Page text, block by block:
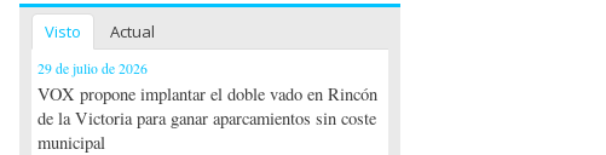
Visto Actual
29 de julio de 2026
VOX propone implantar el doble vado en Rincón
de la Victoria para ganar aparcamientos sin coste
municipal